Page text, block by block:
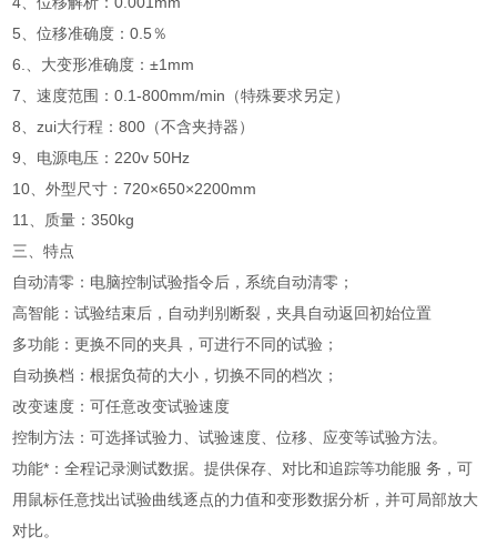
5、位移准确度：0.5％
6.、大变形准确度：±1mm
7、速度范围：0.1-800mm/min（特殊要求另定）
8、zui大行程：800（不含夹持器）
9、电源电压：220v 50Hz
10、外型尺寸：720×650×2200mm
11、质量：350kg
三、特点
自动清零：电脑控制试验指令后，系统自动清零；
高智能：试验结束后，自动判别断裂，夹具自动返回初始位置
多功能：更换不同的夹具，可进行不同的试验；
自动换档：根据负荷的大小，切换不同的档次；
改变速度：可任意改变试验速度
控制方法：可选择试验力、试验速度、位移、应变等试验方法。
功能*：全程记录测试数据。提供保存、对比和追踪等功能服 务，可
用鼠标任意找出试验曲线逐点的力值和变形数据分析，并可局部放大
对比。